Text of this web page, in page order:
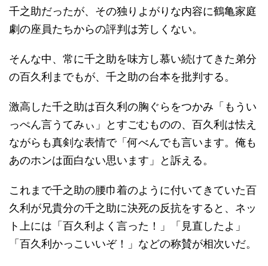
千之助だったが、その独りよがりな内容に鶴亀家庭
劇の座員たちからの評判は芳しくない。
そんな中、常に千之助を味方し慕い続けてきた弟分
の百久利までもが、千之助の台本を批判する。
激高した千之助は百久利の胸ぐらをつかみ「もうい
っぺん言うてみぃ」とすごむものの、百久利は怯え
ながらも真剣な表情で「何べんでも言います。俺も
あのホンは面白ない思います」と訴える。
これまで千之助の腰巾着のように付いてきていた百
久利が兄貴分の千之助に決死の反抗をすると、ネッ
ト上には「百久利よく言った！」「見直したよ」
「百久利かっこいいぞ！」などの称賛が相次いだ。